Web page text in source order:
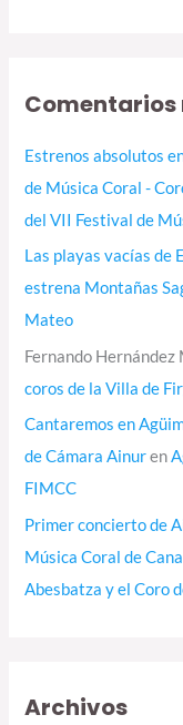
Comentarios
Estrenos absolutos
de Música Coral -
del VII Festival de
Las playas vacías de
estrena Montañas
Mateo
Fernando
coros de la Villa de
Cantaremos en
de Cámara Ainuren
FIMCC
Primer concierto de
Música Coral de
Abesbatza y el Coro
Archivos